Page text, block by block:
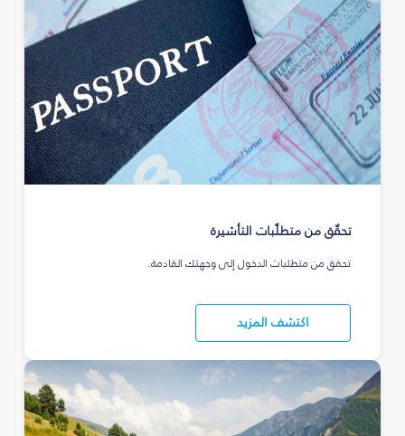
تحقّق من متطلّبات التأشيرة
تحقق من متطلبات الدخول إلى وجهتك القادمة.
اكتشف المزيد